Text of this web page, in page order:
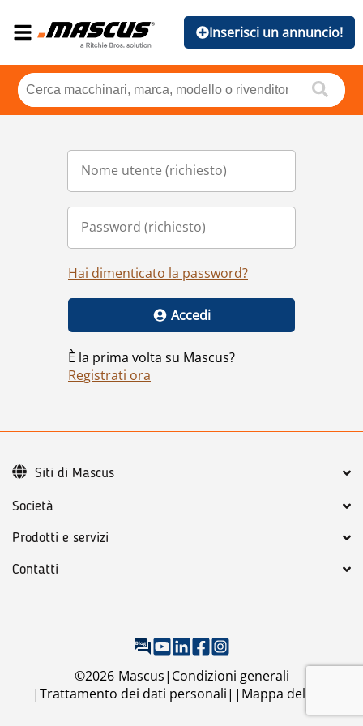
Inserisci un annuncio!
Hai dimenticato la password?
Accedi
È la prima volta su Mascus?
Registrati ora
Società
Prodotti e servizi
Contatti
©2026 Mascus Condizioni generali
Trattamento dei dati personali
Mappa del sito
Siti di Mascus